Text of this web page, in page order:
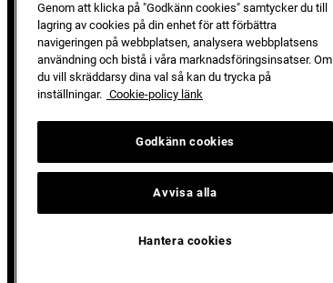
Bli handlare
Våra butiker
Genom att klicka på "Godkänn cookies" samtycker du till
lagring av cookies på din enhet för att förbättra
navigeringen på webbplatsen, analysera webbplatsens
användning och bistå i våra marknadsföringsinsatser. Om
du vill skräddarsy dina val så kan du trycka på
inställningar. Cookie-policy länk
Godkänn cookies
Avvisa alla
Hantera cookies